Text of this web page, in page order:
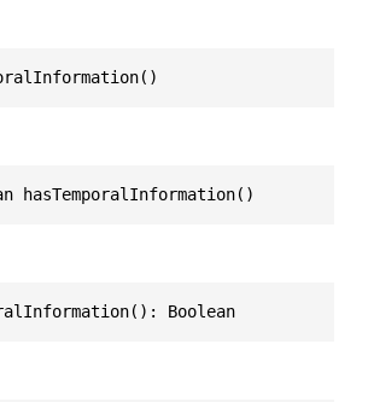
hasTemporalInformation()
Boolean